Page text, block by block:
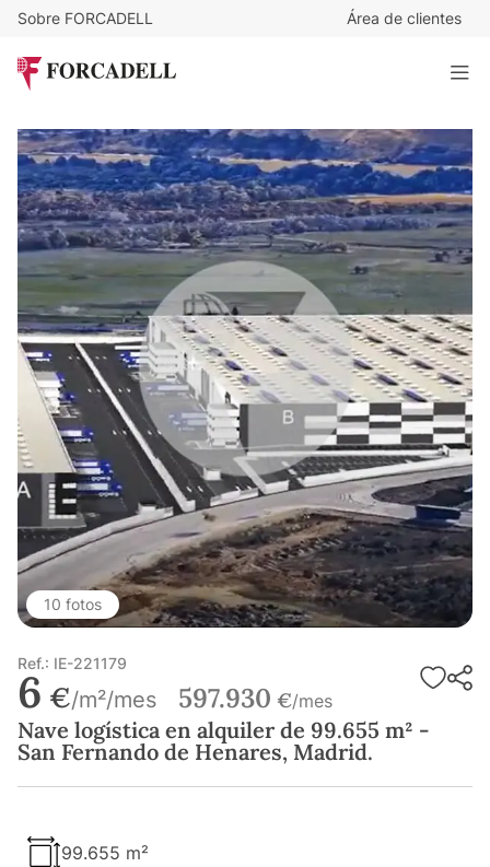
Sobre FORCADELL Área de clientes
Nave logística en alquiler de 99.655 m² - San Fernando de
Henares, Madrid.
10 fotos
Ref.: IE-221179
6 €/m²/mes 597.930 €/mes
Nave logística en alquiler de 99.655 m² -
San Fernando de Henares, Madrid.
99.655 m²